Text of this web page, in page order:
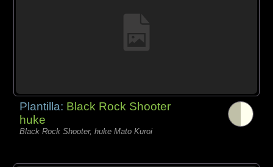
Plantilla: Black Rock Shooter
huke
Black Rock Shooter, huke Mato Kuroi